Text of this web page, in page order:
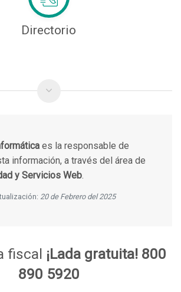
Directorio
es la responsable de
información, a través del área de
y Servicios Web.
20 de Febrero del 2025
fiscal ¡Lada gratuita! 800
890 5920